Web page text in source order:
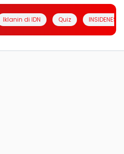
Iklanin di IDN Quiz INSIDENESIA